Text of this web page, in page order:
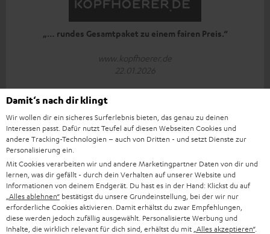
„… rundes Gesamtpaket zu einem fairen Preis.“
www.kopfhoerer.de
22.01.2026
„… Schön sportlich bleiben“
www.computerbild.de
22.01.2026
Mehr...
Damit‘s nach dir klingt
Wir wollen dir ein sicheres Surferlebnis bieten, das genau zu deinen
Interessen passt. Dafür nutzt Teufel auf diesen Webseiten Cookies und
andere Tracking-Technologien – auch von Dritten - und setzt Dienste zur
Personalisierung ein.
Mit Cookies verarbeiten wir und andere Marketingpartner Daten von dir und
lernen, was dir gefällt - durch dein Verhalten auf unserer Website und
Informationen von deinem Endgerät. Du hast es in der Hand: Klickst du auf
„Alles ablehnen“ bestätigst du unsere Grundeinstellung, bei der wir nur
erforderliche Cookies aktivieren. Damit erhältst du zwar Empfehlungen,
diese werden jedoch zufällig ausgewählt. Personalisierte Werbung und
Inhalte, die wirklich relevant für dich sind, erhältst du mit „Alles akzeptieren“.